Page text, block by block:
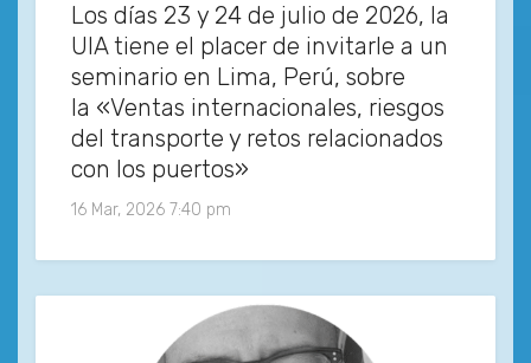
Los días 23 y 24 de julio de 2026, la
UIA tiene el placer de invitarle a un
seminario en Lima, Perú, sobre
la «Ventas internacionales, riesgos
del transporte y retos relacionados
con los puertos»
16 Mar, 2026 7:40 pm